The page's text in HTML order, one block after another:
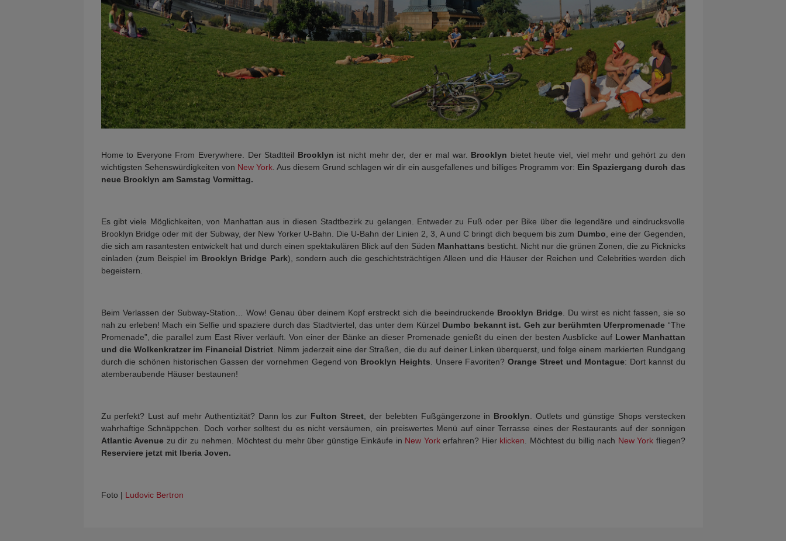
Home to Everyone From Everywhere. Der Stadtteil Brooklyn ist nicht mehr der, der er mal war. Brooklyn bietet heute viel, viel mehr und gehört zu den
wichtigsten Sehenswürdigkeiten von New York. Aus diesem Grund schlagen wir dir ein ausgefallenes und billiges Programm vor: Ein Spaziergang durch das
neue Brooklyn am Samstag Vormittag.
Es gibt viele Möglichkeiten, von Manhattan aus in diesen Stadtbezirk zu gelangen. Entweder zu Fuß oder per Bike über die legendäre und eindrucksvolle
Brooklyn Bridge oder mit der Subway, der New Yorker U-Bahn. Die U-Bahn der Linien 2, 3, A und C bringt dich bequem bis zum Dumbo , eine der Gegenden,
die sich am rasantesten entwickelt hat und durch einen spektakulären Blick auf den Süden Manhattans besticht. Nicht nur die grünen Zonen, die zu Picknicks
einladen (zum Beispiel im Brooklyn Bridge Park), sondern auch die geschichtsträchtigen Alleen und die Häuser der Reichen und Celebrities werden dich
begeistern.
Beim Verlassen der Subway-Station… Wow! Genau über deinem Kopf erstreckt sich die beeindruckende Brooklyn Bridge. Du wirst es nicht fassen, sie so
nah zu erleben! Mach ein Selfie und spaziere durch das Stadtviertel, das unter dem Kürzel Dumbo bekannt ist. Geh zur berühmten Uferpromenade “The
Promenade”, die parallel zum East River verläuft. Von einer der Bänke an dieser Promenade genießt du einen der besten Ausblicke auf Lower Manhattan
und die Wolkenkratzer im Financial District. Nimm jederzeit eine der Straßen, die du auf deiner Linken überquerst, und folge einem markierten Rundgang
durch die schönen historischen Gassen der vornehmen Gegend von Brooklyn Heights . Unsere Favoriten?Orange Street und Montague: Dort kannst du
atemberaubende Häuser bestaunen!
Zu perfekt? Lust auf mehr Authentizität? Dann los zur Fulton Street , der belebten Fußgängerzone in Brooklyn . Outlets und günstige Shops verstecken
wahrhaftige Schnäppchen. Doch vorher solltest du es nicht versäumen, ein preiswertes Menü auf einer Terrasse eines der Restaurants auf der sonnigen
Atlantic Avenue zu dir zu nehmen. Möchtest du mehr über günstige Einkäufe in New Yorkerfahren? Hier klicken . Möchtest du billig nach New York fliegen?
Reserviere jetzt mit Iberia Joven.
Foto | Ludovic Bertron